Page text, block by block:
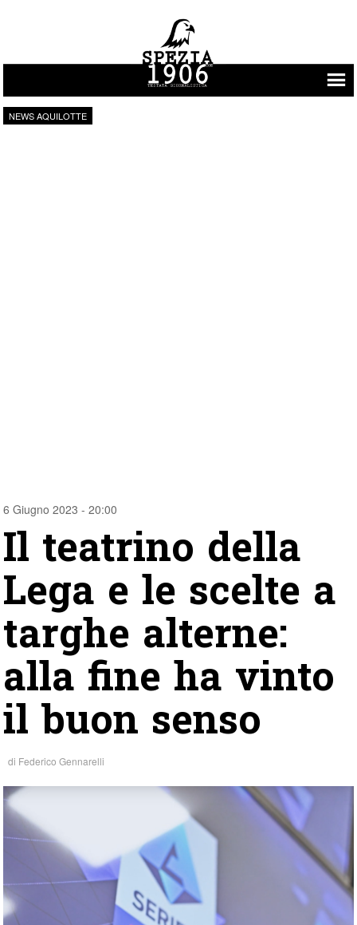
Vai al contenuto
NEWS AQUILOTTE
6 Giugno 2023 - 20:00
Il teatrino della
Lega e le scelte a
targhe alterne:
alla fine ha vinto
il buon senso
di Federico Gennarelli